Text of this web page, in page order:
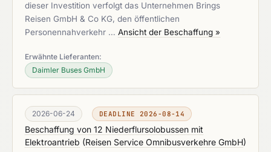
dieser Investition verfolgt das Unternehmen Brings
Reisen GmbH & Co KG, den öffentlichen
Personennahverkehr … Ansicht der Beschaffung »
Erwähnte Lieferanten:
Daimler Buses GmbH
2026-06-24 DEADLINE 2026-08-14
Beschaffung von 12 Niederflursolobussen mit
Elektroantrieb (Reisen Service Omnibusverkehre GmbH)